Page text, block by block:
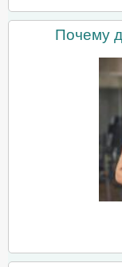
Почему